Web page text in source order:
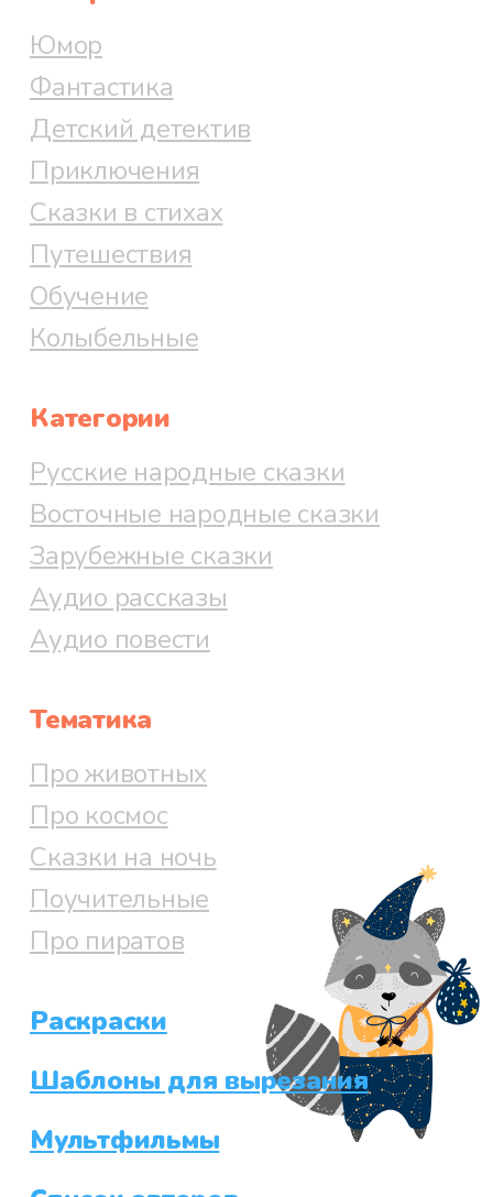
Юмор
Фантастика
Детский детектив
Приключения
Сказки в стихах
Путешествия
Обучение
Колыбельные
Категории
Русские народные сказки
Восточные народные сказки
Зарубежные сказки
Аудио рассказы
Аудио повести
Тематика
Про животных
Про космос
Сказки на ночь
Поучительные
Про пиратов
Раскраски
Шаблоны для вырезания
Мультфильмы